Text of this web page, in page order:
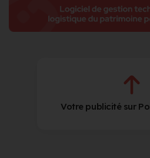
Votre publicité sur